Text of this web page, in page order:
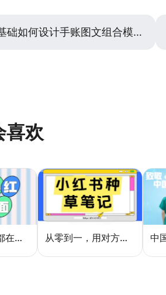
如何设计手账图文组合模板？实用思路与技巧分享
喜欢
十二星座博主都在用的封面密码，星座小红书封面标题这样写才吸睛 从零到一，用对方法让小红书种草笔记的流量自己找上门